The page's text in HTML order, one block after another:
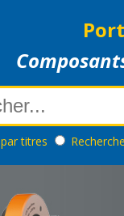
par titres Recherche